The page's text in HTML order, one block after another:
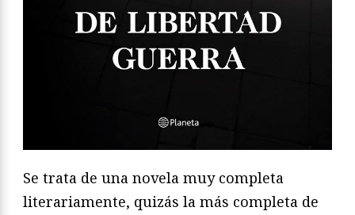
Se trata de una novela muy completa
literariamente, quizás la más completa de